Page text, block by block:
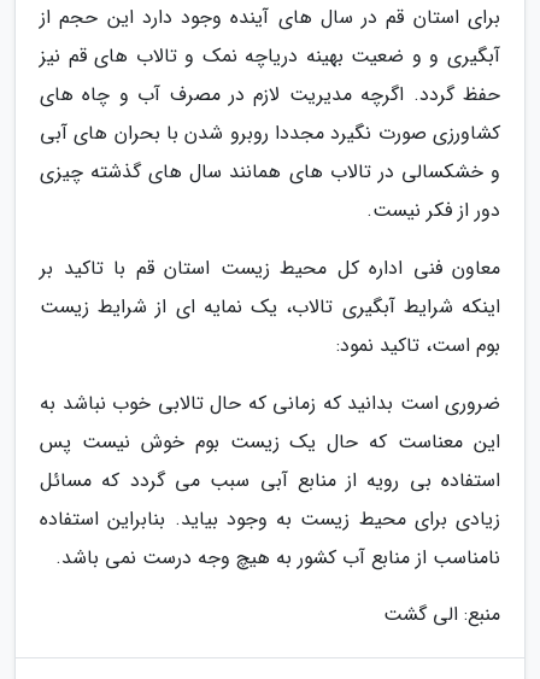
برای استان قم در سال های آینده وجود دارد این حجم از
آبگیری و و ضعیت بهینه دریاچه نمک و تالاب های قم نیز
حفظ گردد. اگرچه مدیریت لازم در مصرف آب و چاه های
کشاورزی صورت نگیرد مجددا روبرو شدن با بحران های آبی
و خشکسالی در تالاب های همانند سال های گذشته چیزی
دور از فکر نیست.
معاون فنی اداره کل محیط زیست استان قم با تاکید بر
اینکه شرایط آبگیری تالاب، یک نمایه ای از شرایط زیست
بوم است، تاکید نمود:
ضروری است بدانید که زمانی که حال تالابی خوب نباشد به
این معناست که حال یک زیست بوم خوش نیست پس
استفاده بی رویه از منابع آبی سبب می گردد که مسائل
زیادی برای محیط زیست به وجود بیاید. بنابراین استفاده
نامناسب از منابع آب کشور به هیچ وجه درست نمی باشد.
منبع: الی گشت